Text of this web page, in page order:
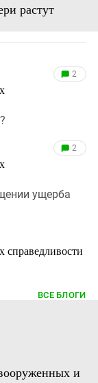
растут
2
2
ущерба
справедливости
ВСЕ БЛОГИ
и